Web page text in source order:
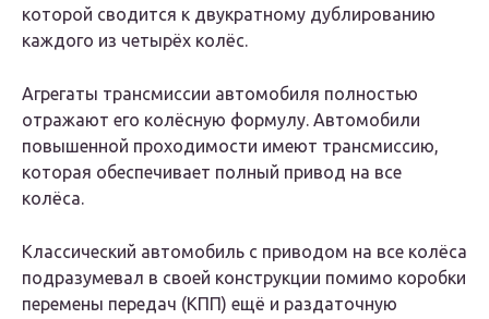
которой сводится к двукратному дублированию
каждого из четырёх колёс.
Агрегаты трансмиссии автомобиля полностью
отражают его колёсную формулу. Автомобили
повышенной проходимости имеют трансмиссию,
которая обеспечивает полный привод на все
колёса.
Классический автомобиль с приводом на все колёса
подразумевал в своей конструкции помимо коробки
перемены передач (КПП) ещё и раздаточную